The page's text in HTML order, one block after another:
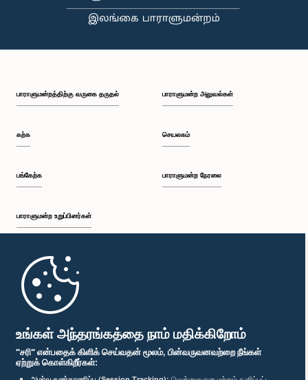
உங்கள் அந்தரங்கத்தை நாம் மதிக்கிறோம்
"சரி" என்பதைக் கிளிக் செய்வதன் மூலம், பின்வருவனவற்றை நீங்கள்
ஏற்றுக் கொள்கிறீர்கள்:
பாராளுமன்றத்திற்கு வருகை தருதல்
கற்க
பங்கேற்க
பாராளுமன்ற உறுப்பினர்கள்
முதற்பக்கம்
பாராளுமன்ற அலுவல்கள்
செயலகம்
பாராளுமன்ற நேரலை
பாராளுமன்ற கையடக்க செயலி